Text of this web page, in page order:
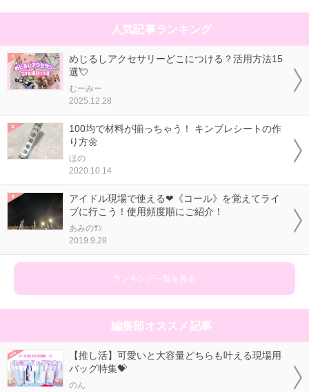
人気記事ランキング
めじるしアクセサリーどこにつける？活用方法15
選💘
むーみー
2025.12.28
100均で材料が揃っちゃう！ キンブレシートの作
り方🌼
ほの
2020.10.14
アイドル現場で使える❤《コール》を覚えてライ
ブに行こう！使用頻度順にご紹介！
あみのｻﾝ
2019.9.28
ランキング一覧を見る
編集部オススメ記事
【推し活】可愛いと大容量どちらも叶える現場用
バッグ特集💝
のん